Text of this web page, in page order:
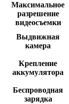
Максимальное
разрешение
видеосъемки
Выдвижная
камера
Крепление
аккумулятора
Беспроводная
зарядка